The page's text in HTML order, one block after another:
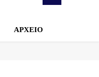
ΑΡΧΕΙΟ